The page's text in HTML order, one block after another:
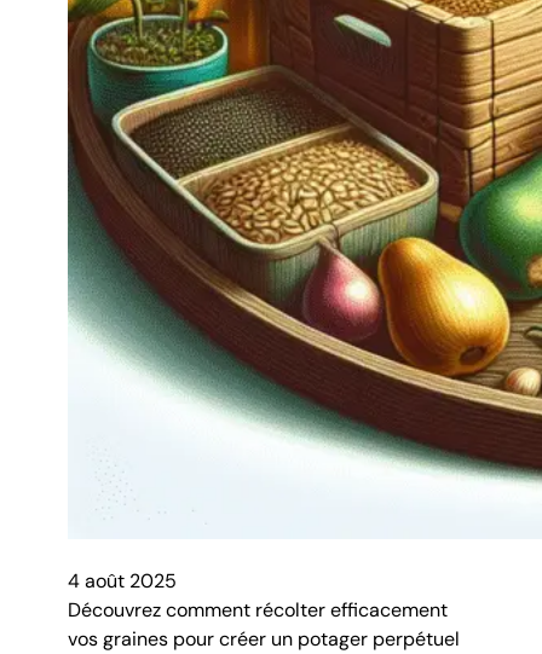
4 août 2025
Découvrez comment récolter efficacement
vos graines pour créer un potager perpétuel